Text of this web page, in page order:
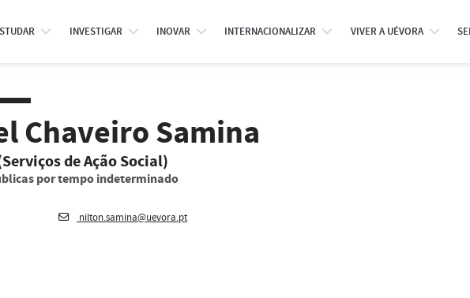
INVESTIGAR INOVAR INTERNACIONALIZAR VIVER A UÉVORA
Chaveiro Samina
de Ação Social)
por tempo indeterminado
nilton.samina@uevora.pt